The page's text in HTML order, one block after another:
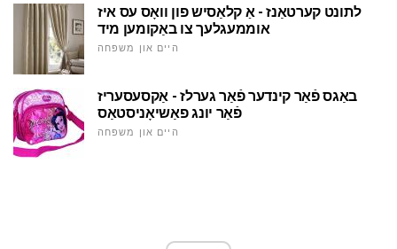
לתונט קערטאַנז - אַ קלאַסיש פון וואָס עס איז
אוממעגלעך צו באַקומען מיד
היים און משפּחה
באַגס פֿאַר קינדער פֿאַר גערלז - אַקסעסעריז
פֿאַר יונג פאַשיאָניסטאַס
היים און משפּחה